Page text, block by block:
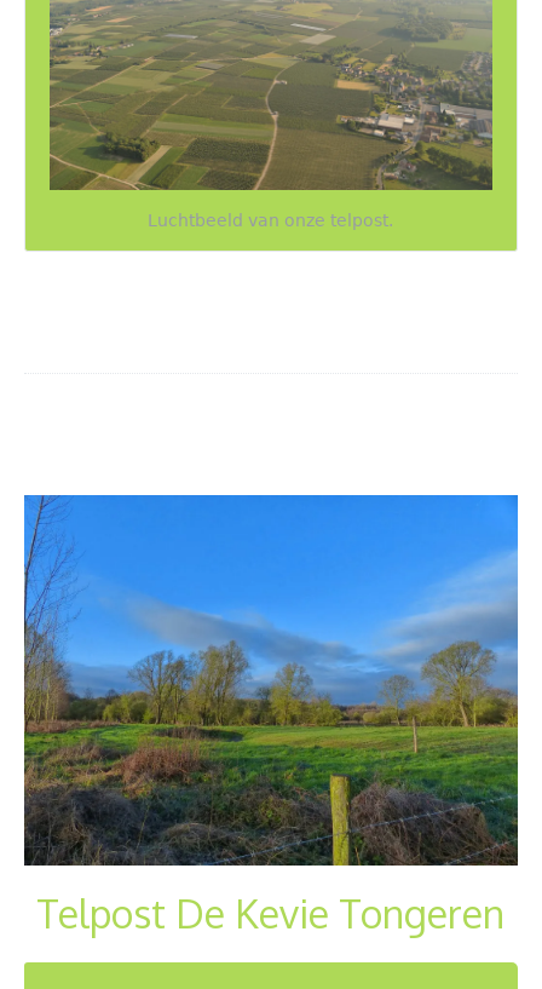
Luchtbeeld van onze telpost.
Telpost De Kevie Tongeren